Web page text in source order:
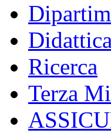
Didattica
Ricerca
Terza